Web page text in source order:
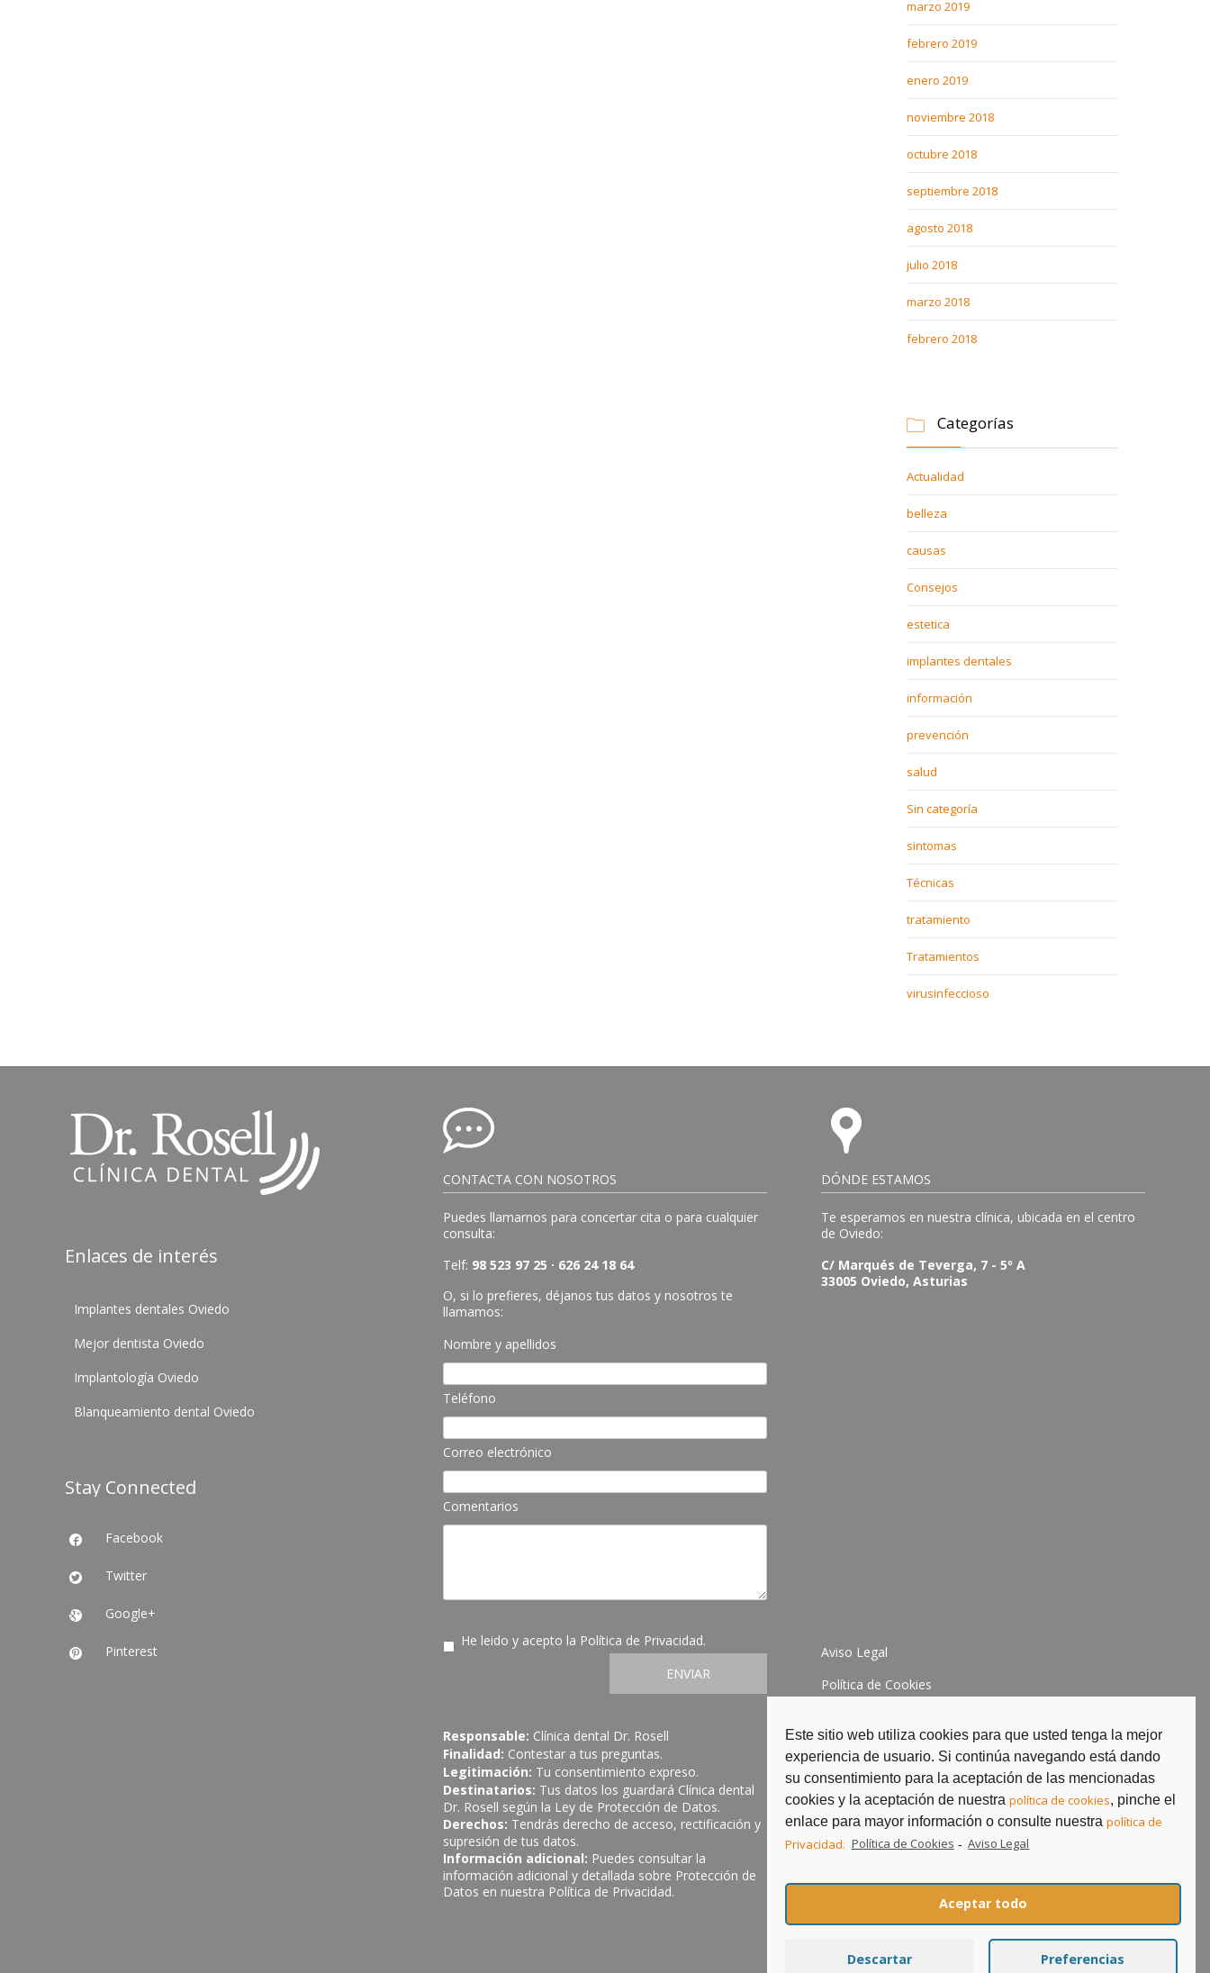
marzo 2019
febrero 2019
enero 2019
noviembre 2018
octubre 2018
septiembre 2018
agosto 2018
julio 2018
marzo 2018
febrero 2018
 Categorías
Actualidad
belleza
causas
Consejos
estetica
implantes dentales
información
prevención
salud
Sin categoría
sintomas
Técnicas
tratamiento
Tratamientos
virusinfeccioso
Enlaces de interés
Implantes dentales Oviedo
Mejor dentista Oviedo
Implantología Oviedo
Blanqueamiento dental Oviedo
Stay Connected
 Facebook
 Twitter
 Google+
 Pinterest
CONTACTA CON NOSOTROS
Puedes llamarnos para concertar cita o para cualquier
consulta:
Telf: 98 523 97 25 · 626 24 18 64
O, si lo prefieres, déjanos tus datos y nosotros te
llamamos:
Nombre y apellidos
Teléfono
Correo electrónico
Comentarios
He leido y acepto la Política de Privacidad.
ENVIAR
Responsable: Clínica dental Dr. Rosell
Finalidad: Contestar a tus preguntas.
Legitimación: Tu consentimiento expreso.
Destinatarios: Tus datos los guardará Clínica dental
Dr. Rosell según la Ley de Protección de Datos.
Derechos: Tendrás derecho de acceso, rectificación y
supresión de tus datos.
Información adicional: Puedes consultar la
información adicional y detallada sobre Protección de
Datos en nuestra Política de Privacidad.
DÓNDE ESTAMOS
Te esperamos en nuestra clínica, ubicada en el centro
de Oviedo:
C/ Marqués de Teverga, 7 - 5º A
33005 Oviedo, Asturias
Aviso Legal
Política de Cookies
Este sitio web utiliza cookies para que usted tenga la mejor
experiencia de usuario. Si continúa navegando está dando
su consentimiento para la aceptación de las mencionadas
cookies y la aceptación de nuestrapolítica de cookies, pinche el
enlace para mayor información o consulte nuestrapolítica de
Privacidad. Política de Cookies - Aviso Legal
Aceptar todo
Descartar Preferencias